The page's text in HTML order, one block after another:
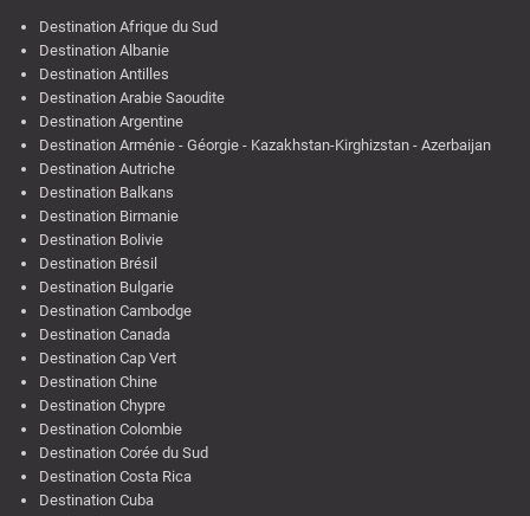
Destination Afrique du Sud
Destination Albanie
Destination Antilles
Destination Arabie Saoudite
Destination Argentine
Destination Arménie - Géorgie - Kazakhstan-Kirghizstan - Azerbaijan
Destination Autriche
Destination Balkans
Destination Birmanie
Destination Bolivie
Destination Brésil
Destination Bulgarie
Destination Cambodge
Destination Canada
Destination Cap Vert
Destination Chine
Destination Chypre
Destination Colombie
Destination Corée du Sud
Destination Costa Rica
Destination Cuba